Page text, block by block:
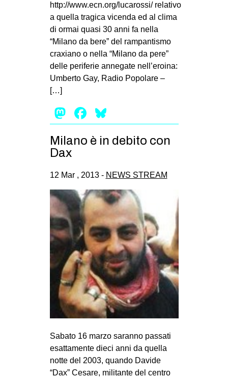
REPRESSIONE
STUDENTI
CULTURE
ARTE
MUSICA
RECENSIONI
AFRICA
AMERICHE
ESTREMO ORIENTE
EUROPA
MEDIO ORIENTE
MONDO
EVENTI
in
tw
bsky
http://www.ecn.org/lucarossi/ relativo
a quella tragica vicenda ed al clima
di ormai quasi 30 anni fa nella
“Milano da bere” del rampantismo
craxiano o nella “Milano da pere”
delle periferie annegate nell’eroina:
Umberto Gay, Radio Popolare –
[…]
Mastodon
Facebook
Milano è in debito con
Dax
12 Mar , 2013 - NEWS STREAM
Sabato 16 marzo saranno passati
esattamente dieci anni da quella
notte del 2003, quando Davide
“Dax” Cesare, militante del centro